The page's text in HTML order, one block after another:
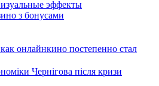
з бонусами
онлайнкино постепенно стал
Чернігова після кризи